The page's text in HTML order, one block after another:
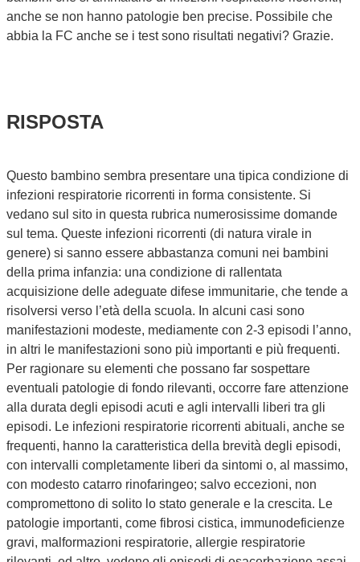
anche se non hanno patologie ben precise. Possibile che
abbia la FC anche se i test sono risultati negativi? Grazie.
RISPOSTA
Questo bambino sembra presentare una tipica condizione di
infezioni respiratorie ricorrenti in forma consistente. Si
vedano sul sito in questa rubrica numerosissime domande
sul tema. Queste infezioni ricorrenti (di natura virale in
genere) si sanno essere abbastanza comuni nei bambini
della prima infanzia: una condizione di rallentata
acquisizione delle adeguate difese immunitarie, che tende a
risolversi verso l’età della scuola. In alcuni casi sono
manifestazioni modeste, mediamente con 2-3 episodi l’anno,
in altri le manifestazioni sono più importanti e più frequenti.
Per ragionare su elementi che possano far sospettare
eventuali patologie di fondo rilevanti, occorre fare attenzione
alla durata degli episodi acuti e agli intervalli liberi tra gli
episodi. Le infezioni respiratorie ricorrenti abituali, anche se
frequenti, hanno la caratteristica della brevità degli episodi,
con intervalli completamente liberi da sintomi o, al massimo,
con modesto catarro rinofaringeo; salvo eccezioni, non
compromettono di solito lo stato generale e la crescita. Le
patologie importanti, come fibrosi cistica, immunodeficienze
gravi, malformazioni respiratorie, allergie respiratorie